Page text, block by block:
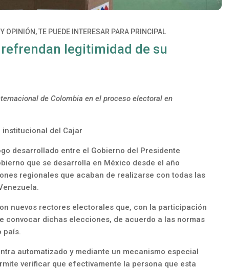
OPINIÓN,TE PUEDE INTERESAR PARA PRINCIPAL
legitimidad de su
de Colombia en el proceso electoral en
del Cajar
desarrollado entre el Gobierno del Presidente
que se desarrolla en México desde el año
regionales que acaban de realizarse con todas las
nuevos rectores electorales que, con la participación
convocar dichas elecciones, de acuerdo a las normas
país.
automatizado y mediante un mecanismo especial
verificar que efectivamente la persona que esta